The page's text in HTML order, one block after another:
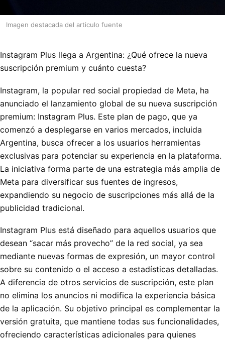
Imagen destacada del articulo fuente
Instagram Plus llega a Argentina: ¿Qué ofrece la nueva
suscripción premium y cuánto cuesta?
Instagram, la popular red social propiedad de Meta, ha
anunciado el lanzamiento global de su nueva suscripción
premium: Instagram Plus. Este plan de pago, que ya
comenzó a desplegarse en varios mercados, incluida
Argentina, busca ofrecer a los usuarios herramientas
exclusivas para potenciar su experiencia en la plataforma.
La iniciativa forma parte de una estrategia más amplia de
Meta para diversificar sus fuentes de ingresos,
expandiendo su negocio de suscripciones más allá de la
publicidad tradicional.
Instagram Plus está diseñado para aquellos usuarios que
desean “sacar más provecho” de la red social, ya sea
mediante nuevas formas de expresión, un mayor control
sobre su contenido o el acceso a estadísticas detalladas.
A diferencia de otros servicios de suscripción, este plan
no elimina los anuncios ni modifica la experiencia básica
de la aplicación. Su objetivo principal es complementar la
versión gratuita, que mantiene todas sus funcionalidades,
ofreciendo características adicionales para quienes